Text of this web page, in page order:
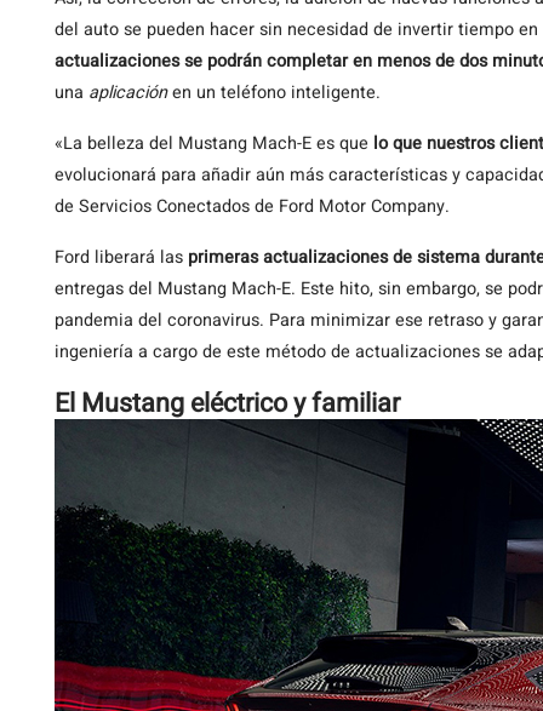
del auto se pueden hacer sin necesidad de invertir tiempo
actualizaciones se podrán completar en menos de dos
una aplicaciónen un teléfono inteligente.
«La belleza del Mustang Mach-E es que lo que nuestros
evolucionará para añadir aún más características y
de Servicios Conectados de Ford Motor Company.
Ford liberará las primeras actualizaciones de sistema
entregas del Mustang Mach-E. Este hito, sin embargo, se
pandemia del coronavirus. Para minimizar ese retraso y
ingeniería a cargo de este método de actualizaciones se
El Mustang eléctrico y familiar